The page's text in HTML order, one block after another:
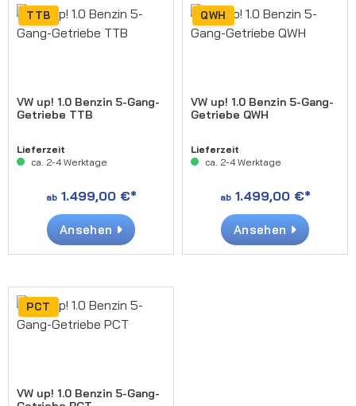
TTB
VW up! 1.0 Benzin 5-Gang-
Getriebe TTB
Lieferzeit
ca. 2-4 Werktage
ab1.499,00 €*
Ansehen
QWH
VW up! 1.0 Benzin 5-Gang-
Getriebe QWH
Lieferzeit
ca. 2-4 Werktage
ab1.499,00 €*
Ansehen
PCT
VW up! 1.0 Benzin 5-Gang-